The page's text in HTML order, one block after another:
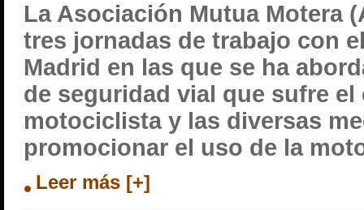
La Asociación Mutua Motera
tres jornadas de trabajo con
Madrid en las que se ha
de seguridad vial que sufre
motociclista y las diversas
promocionar el uso de la
Leer más [+]